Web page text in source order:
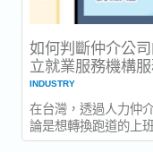
如何判斷仲介公
立就業服務機構服
INDUSTRY
在台灣，透過人力仲
論是想轉換跑道的上
會接觸到人力仲介公